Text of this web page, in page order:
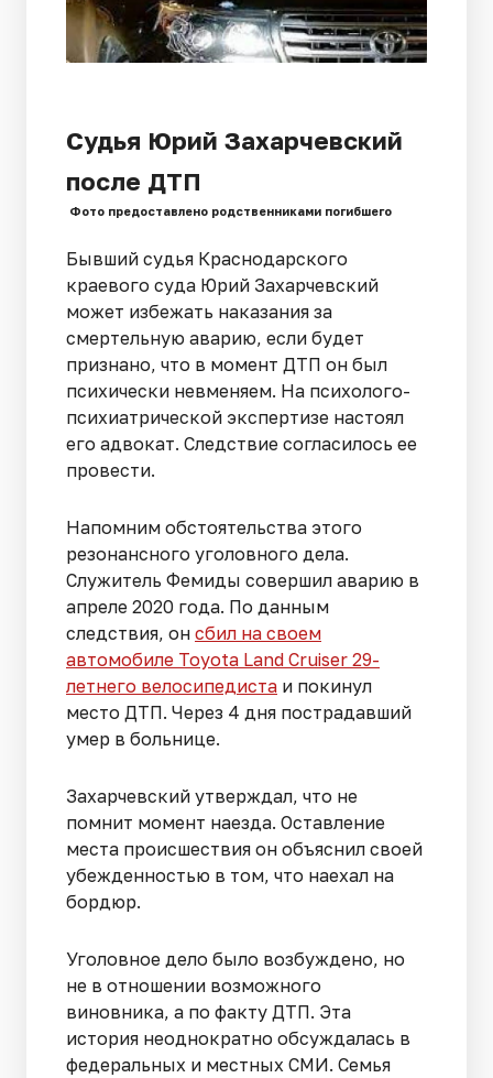
Судья Юрий Захарчевский
после ДТП
Фото предоставлено родственниками погибшего
Бывший судья Краснодарского
краевого суда Юрий Захарчевский
может избежать наказания за
смертельную аварию, если будет
признано, что в момент ДТП он был
психически невменяем. На психолого-
психиатрической экспертизе настоял
его адвокат. Следствие согласилось ее
провести.
Напомним обстоятельства этого
резонансного уголовного дела.
Служитель Фемиды совершил аварию в
апреле 2020 года. По данным
следствия, он сбил на своем
автомобиле Toyota Land Cruiser 29-
летнего велосипедиста и покинул
место ДТП. Через 4 дня пострадавший
умер в больнице.
Захарчевский утверждал, что не
помнит момент наезда. Оставление
места происшествия он объяснил своей
убежденностью в том, что наехал на
бордюр.
Уголовное дело было возбуждено, но
не в отношении возможного
виновника, а по факту ДТП. Эта
история неоднократно обсуждалась в
федеральных и местных СМИ. Семья